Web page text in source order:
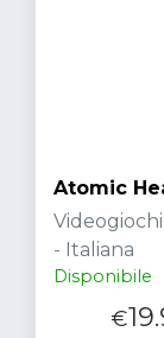
Atomic
- Italiana
Disponibile
€